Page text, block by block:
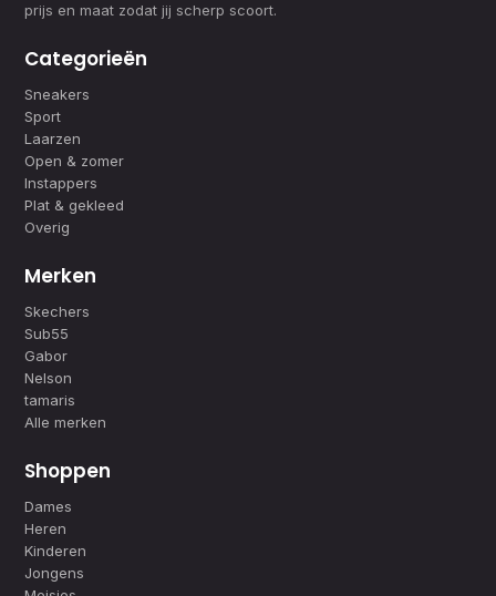
prijs en maat zodat jij scherp scoort.
Categorieën
Sneakers
Sport
Laarzen
Open & zomer
Instappers
Plat & gekleed
Overig
Merken
Skechers
Sub55
Gabor
Nelson
tamaris
Alle merken
Shoppen
Dames
Heren
Kinderen
Jongens